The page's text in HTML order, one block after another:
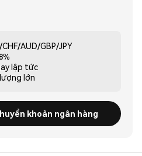
AUD/GBP/JPY
lập tức
lớn
khoản ngân hàng